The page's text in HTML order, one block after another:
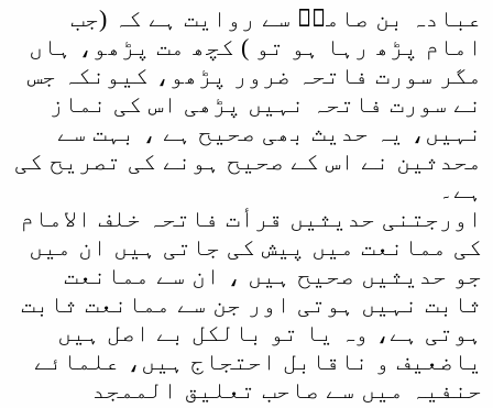
عبادہ بن صامتؓ سے روایت ہے کہ (جب
امام پڑھ رہا ہو تو ) کچھ مت پڑھو، ہاں
مگر سورت فاتحہ ضرور پڑھو، کیونکہ جس
نے سورت فاتحہ نہیں پڑھی اس کی نماز
نہیں، یہ حدیث بھی صحیح ہے ، بہت سے
محدثین نے اس کے صحیح ہونے کی تصریح کی
ہے۔
اورجتنی حدیثیں قرأت فاتحہ خلف الامام
کی ممانعت میں پیش کی جاتی ہیں ان میں
جو حدیثیں صحیح ہیں ، ان سے ممانعت
ثابت نہیں ہوتی اور جن سے ممانعت ثابت
ہوتی ہے، وہ یا تو بالکل بے اصل ہیں
یاضعیف و ناقابل احتجاج ہیں، علمائے
حنفیہ میں سے صاحب تعلیق الممجد